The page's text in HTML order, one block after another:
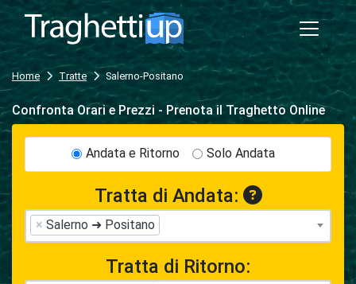
Home Tratte Salerno-Positano
Confronta Orari e Prezzi - Prenota il Traghetto Online
Andata e Ritorno Solo Andata
Tratta di Andata:
× Salerno ➜ Positano
Tratta di Ritorno: